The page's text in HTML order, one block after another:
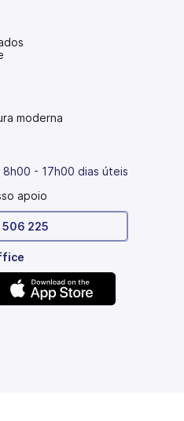
moderna
8h00 - 17h00 dias úteis
apoio
225